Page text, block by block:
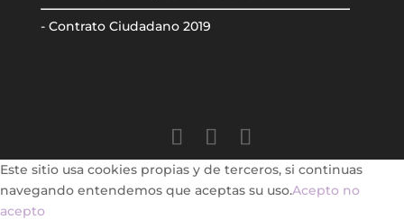
- Contrato Ciudadano 2019
Este sitio usa cookies propias y de terceros, si continuas
navegando entendemos que aceptas su uso.Acepto no
acepto